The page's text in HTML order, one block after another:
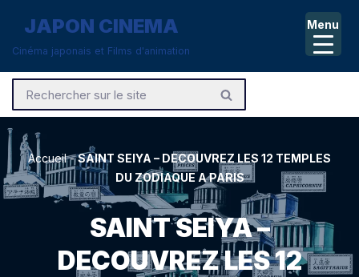
Aller
contenu
JAPON CINEMA
Cinéma japonais et Films d'animation
Accueil-SAINT SEIYA – DECOUVREZ LES 12 TEMPLES
DU ZODIAQUE A PARIS
SAINT SEIYA –
DECOUVREZ LES 12
Menu